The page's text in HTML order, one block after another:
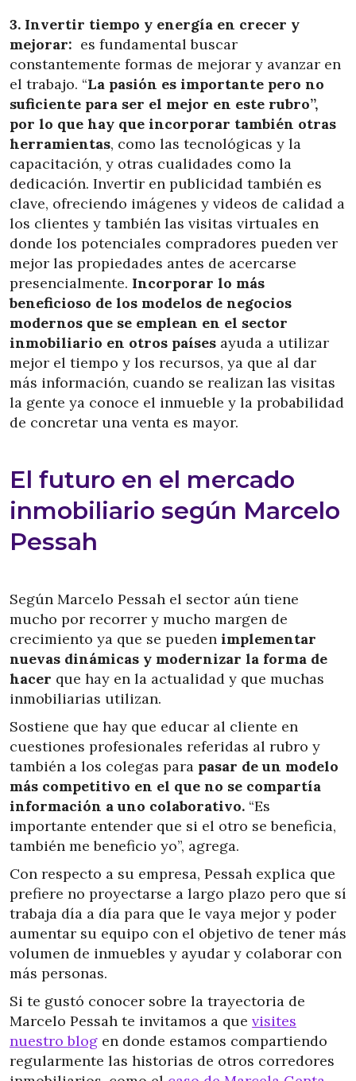
3. Invertir tiempo y energía en crecer y
mejorar: es fundamental buscar
constantemente formas de mejorar y avanzar en
el trabajo. “La pasión es importante pero no
suficiente para ser el mejor en este rubro”,
por lo que hay que incorporar también otras
herramientas, como las tecnológicas y la
capacitación, y otras cualidades como la
dedicación. Invertir en publicidad también es
clave, ofreciendo imágenes y videos de calidad a
los clientes y también las visitas virtuales en
donde los potenciales compradores pueden ver
mejor las propiedades antes de acercarse
presencialmente. Incorporar lo más
beneficioso de los modelos de negocios
modernos que se emplean en el sector
inmobiliario en otros países ayuda a utilizar
mejor el tiempo y los recursos, ya que al dar
más información, cuando se realizan las visitas
la gente ya conoce el inmueble y la probabilidad
de concretar una venta es mayor.
El futuro en el mercado
inmobiliario según Marcelo
Pessah
Según Marcelo Pessah el sector aún tiene
mucho por recorrer y mucho margen de
crecimiento ya que se pueden implementar
nuevas dinámicas y modernizar la forma de
hacer que hay en la actualidad y que muchas
inmobiliarias utilizan.
Sostiene que hay que educar al cliente en
cuestiones profesionales referidas al rubro y
también a los colegas para pasar de un modelo
más competitivo en el que no se compartía
información a uno colaborativo. “Es
importante entender que si el otro se beneficia,
también me beneficio yo”, agrega.
Con respecto a su empresa, Pessah explica que
prefiere no proyectarse a largo plazo pero que sí
trabaja día a día para que le vaya mejor y poder
aumentar su equipo con el objetivo de tener más
volumen de inmuebles y ayudar y colaborar con
más personas.
Si te gustó conocer sobre la trayectoria de
Marcelo Pessah te invitamos a que visites
nuestro blog en donde estamos compartiendo
regularmente las historias de otros corredores